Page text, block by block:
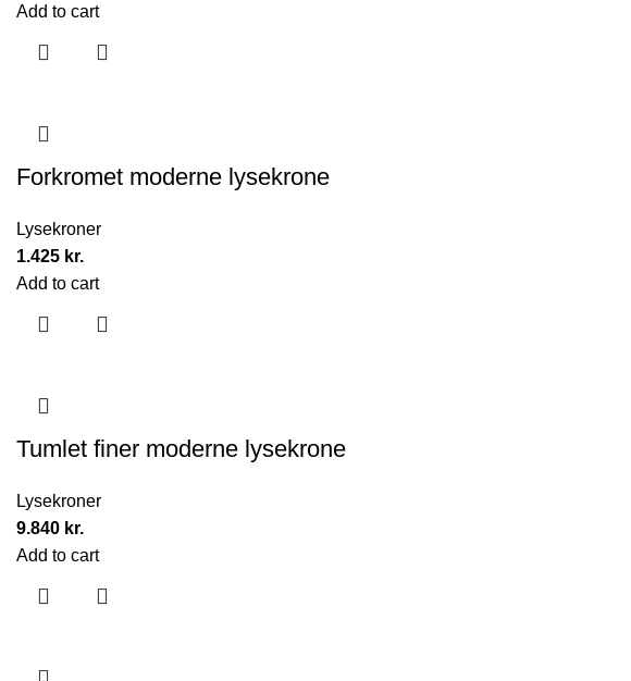
Add to cart
Forkromet moderne lysekrone
Lysekroner
1.425 kr.
Add to cart
Tumlet finer moderne lysekrone
Lysekroner
9.840 kr.
Add to cart